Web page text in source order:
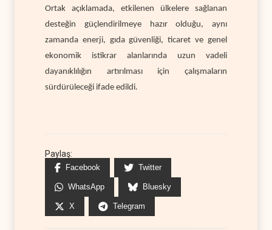
Ortak açıklamada, etkilenen ülkelere sağlanan
desteğin güçlendirilmeye hazır olduğu, aynı
zamanda enerji, gıda güvenliği, ticaret ve genel
ekonomik istikrar alanlarında uzun vadeli
dayanıklılığın artırılması için çalışmaların
sürdürüleceği ifade edildi.
Paylaş:
Facebook Twitter
WhatsApp Bluesky
X Telegram